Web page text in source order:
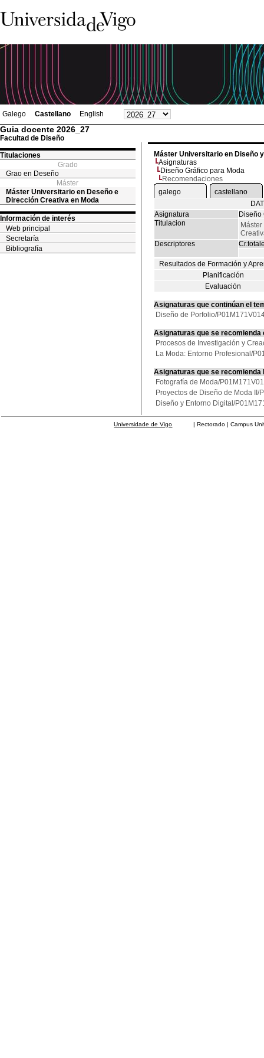
Galego Castellano English
Guia docente 2026_27
Facultad de Diseño
Titulaciones
Grado
Grao en Deseño
Máster
Máster Universitario en Deseño e
Dirección Creativa en Moda
Información de interés
Web principal
Secretaría
Bibliografía
Máster Universitario en Diseño
Asignaturas
Diseño Gráfico para Moda
Recomendaciones
galego
castellano
Asignatura
Diseño
Titulacion
Descriptores
Resultados de Formación y
Planificación
Evaluación
Asignaturas que continúan el
Diseño de Porfolio/
Asignaturas que se
Procesos de Investigación y
La Moda: Entorno Profesional/
Asignaturas que se
Fotografía de Moda/
Proyectos de Diseño de Moda II/
Diseño y Entorno Digital/
Universidade de Vigo | Rectorado | Campus